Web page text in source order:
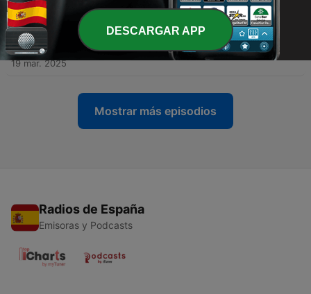
28 jul. 2025
190 - Nº 115. Comprensión auditiva y comprensión
lectora en alemán: En el autobús
19 mar. 2025
Mostrar más episodios
Radios de España
Emisoras y Podcasts
DESCARGAR APP